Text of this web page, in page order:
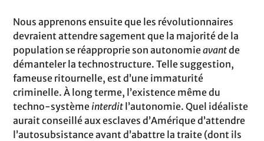
Nous apprenons ensuite que les révolutionnaires
devraient attendre sagement que la majorité de la
population se réapproprie son autonomieavantde
démanteler la technostructure. Telle suggestion,
fameuse ritournelle, est d’une immaturité
criminelle. À long terme, l’existence même du
techno-système interdit l’autonomie. Quel idéaliste
aurait conseillé aux esclaves d’Amérique d’attendre
l’autosubsistance avant d’abattre la traite (dont ils